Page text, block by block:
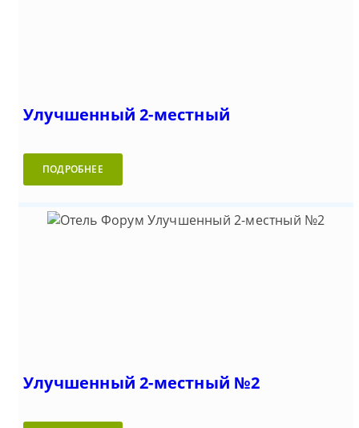
Улучшенный 2-местный
ПОДРОБНЕЕ
Улучшенный 2-местный №2